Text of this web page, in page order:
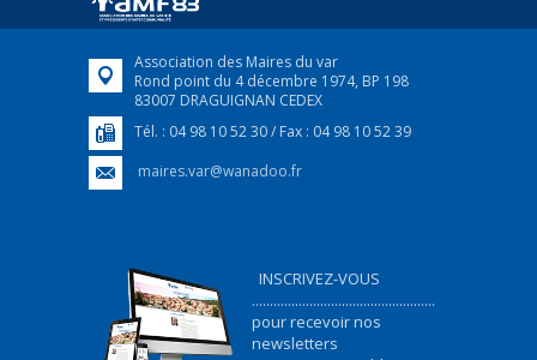
FEUILLETER
Association des Maires du var
Rond point du 4 décembre 1974, BP 198
83007 DRAGUIGNAN CEDEX
Tél. : 04 98 10 52 30 / Fax : 04 98 10 52 39
maires.var@wanadoo.fr
INSCRIVEZ-VOUS
...................................................
pour recevoir nos
newsletters